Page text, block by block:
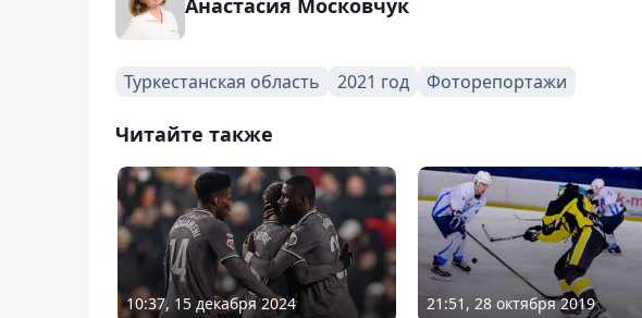
Туркестанская область 2021 год Фоторепортажи
Читайте также
10:37, 15 декабря 2024 21:51, 28 октября 2019